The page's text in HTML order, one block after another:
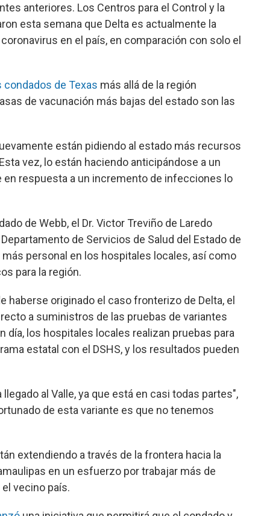
anteriores. Los Centros para el Control y la
esta semana que Delta es actualmente la
en el país, en comparación con solo el
de Texas más allá de la región
de vacunación más bajas del estado son las
están pidiendo al estado más recursos
vez, lo están haciendo anticipándose a un
respuesta a un incremento de infecciones lo
de Webb, el Dr. Victor Treviño de Laredo
Departamento de Servicios de Salud del Estado de
personal en los hospitales locales, así como
para la región.
haberse originado el caso fronterizo de Delta, el
a suministros de las pruebas de variantes
día, los hospitales locales realizan pruebas para
estatal con el DSHS, y los resultados pueden
al Valle, ya que está en casi todas partes",
de esta variante es que no tenemos
extendiendo a través de la frontera hacia la
en un esfuerzo por trabajar más de
vecino país.